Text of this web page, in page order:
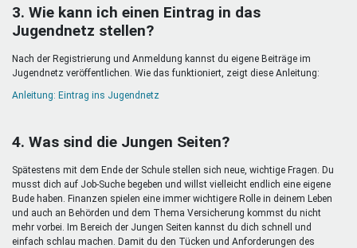
3. Wie kann ich einen Eintrag in das
Jugendnetz stellen?
Nach der Registrierung und Anmeldung kannst du eigene Beiträge im
Jugendnetz veröffentlichen. Wie das funktioniert, zeigt diese Anleitung:
Anleitung: Eintrag ins Jugendnetz
4. Was sind die Jungen Seiten?
Spätestens mit dem Ende der Schule stellen sich neue, wichtige Fragen. Du
musst dich auf Job-Suche begeben und willst vielleicht endlich eine eigene
Bude haben. Finanzen spielen eine immer wichtigere Rolle in deinem Leben
und auch an Behörden und dem Thema Versicherung kommst du nicht
mehr vorbei. Im Bereich der Jungen Seiten kannst du dich schnell und
einfach schlau machen. Damit du den Tücken und Anforderungen des